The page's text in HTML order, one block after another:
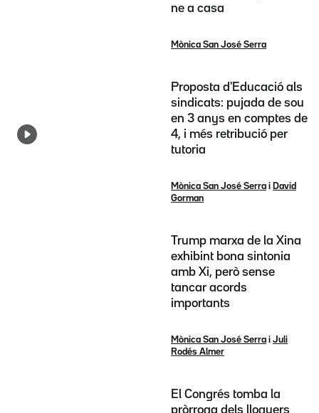
ne a casa
Mònica San José Serra
Proposta d'Educació als
sindicats: pujada de sou
en 3 anys en comptes de
4, i més retribució per
tutoria
Mònica San José Serra i David
Gorman
Trump marxa de la Xina
exhibint bona sintonia
amb Xi, però sense
tancar acords
importants
Mònica San José Serra i Juli
Rodés Almer
El Congrés tomba la
pròrroga dels lloguers